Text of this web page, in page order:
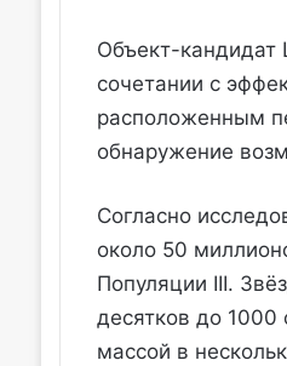
Объект-кандидат
сочетании с
расположенным
обнаружение
Согласно
около 50
Популяции III.
десятков до
массой в